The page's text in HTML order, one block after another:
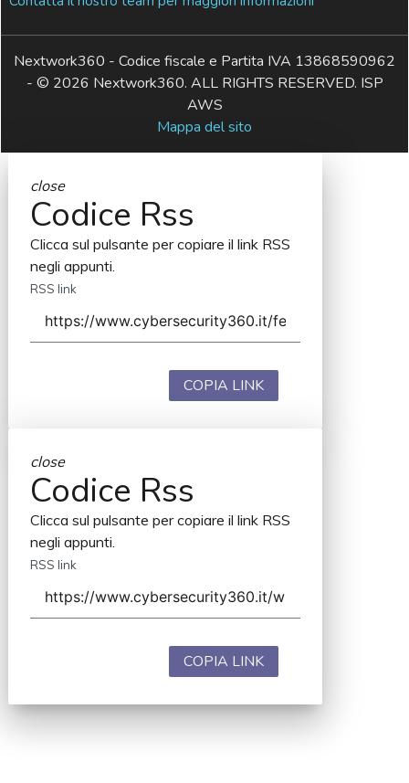
Nextwork360 - Codice fiscale e Partita IVA 13868590962
- © 2026 Nextwork360. ALL RIGHTS RESERVED. ISP
AWS
Mappa del sito
close
Codice Rss
Clicca sul pulsante per copiare il link RSS
negli appunti.
RSS link
COPIA LINK
close
Codice Rss
Clicca sul pulsante per copiare il link RSS
negli appunti.
RSS link
COPIA LINK